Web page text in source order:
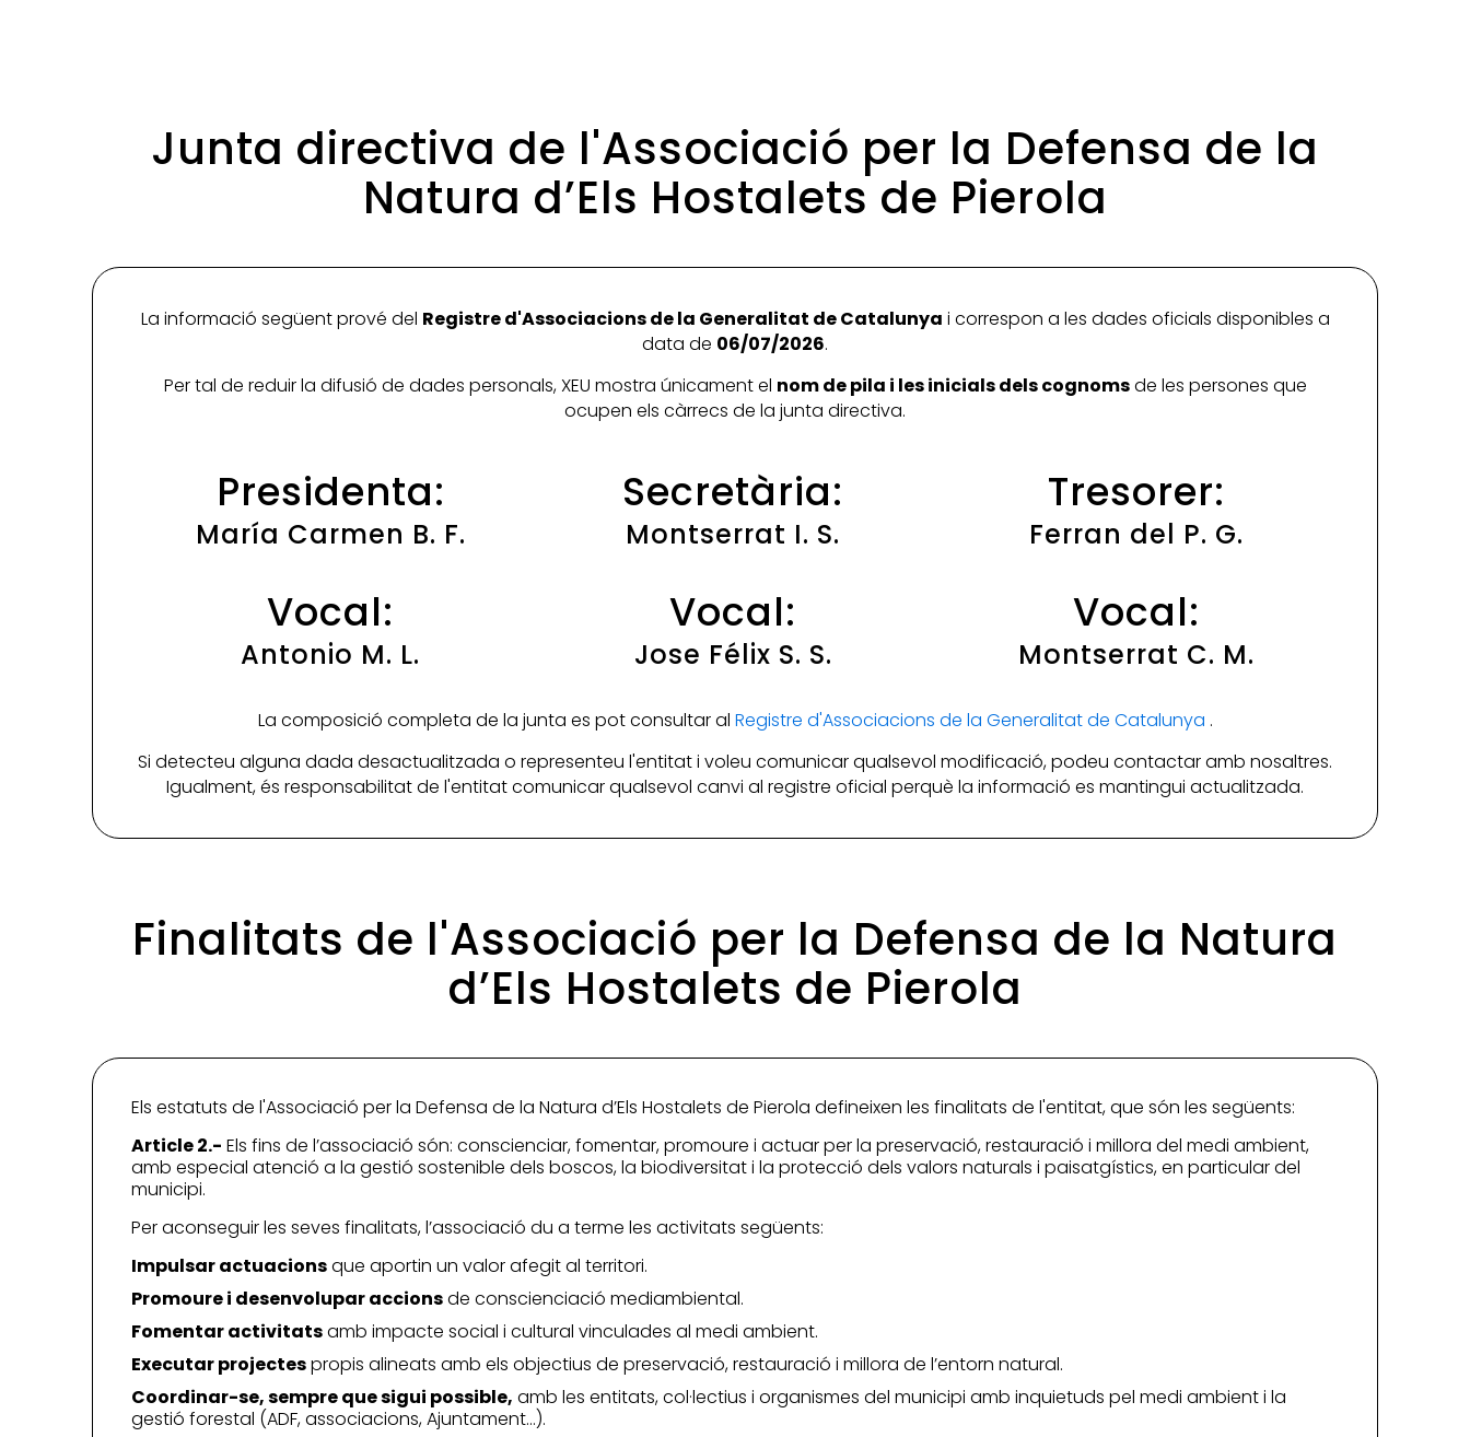
Junta directiva de l'Associació per la Defensa de la
Natura d’Els Hostalets de Pierola
La informació següent prové del Registre d'Associacions de la Generalitat de Catalunya i correspon a les dades oficials disponibles a
data de 06/07/2026.
Per tal de reduir la difusió de dades personals, XEU mostra únicament el nom de pila i les inicials dels cognomsde les persones que
ocupen els càrrecs de la junta directiva.
Presidenta:
María Carmen B. F.
Secretària:
Montserrat I. S.
Tresorer:
Ferran del P. G.
Vocal:
Antonio M. L.
Vocal:
Jose Félix S. S.
Vocal:
Montserrat C. M.
La composició completa de la junta es pot consultar al Registre d'Associacions de la Generalitat de Catalunya .
Si detecteu alguna dada desactualitzada o representeu l'entitat i voleu comunicar qualsevol modificació, podeu contactar amb nosaltres.
Igualment, és responsabilitat de l'entitat comunicar qualsevol canvi al registre oficial perquè la informació es mantingui actualitzada.
Finalitats de l'Associació per la Defensa de la Natura
d’Els Hostalets de Pierola
Els estatuts de l'Associació per la Defensa de la Natura d’Els Hostalets de Pierola defineixen les finalitats de l'entitat, que són les següents:
Article 2.- Els fins de l’associació són: conscienciar, fomentar, promoure i actuar per la preservació, restauració i millora del medi ambient,
amb especial atenció a la gestió sostenible dels boscos, la biodiversitat i la protecció dels valors naturals i paisatgístics, en particular del
municipi.
Per aconseguir les seves finalitats, l’associació du a terme les activitats següents:
Impulsar actuacionsque aportin un valor afegit al territori.
Promoure i desenvolupar accionsde conscienciació mediambiental.
Fomentar activitatsamb impacte social i cultural vinculades al medi ambient.
Executar projectespropis alineats amb els objectius de preservació, restauració i millora de l’entorn natural.
Coordinar-se, sempre que sigui possible, amb les entitats, col·lectius i organismes del municipi amb inquietuds pel medi ambient i la
gestió forestal (ADF, associacions, Ajuntament…).